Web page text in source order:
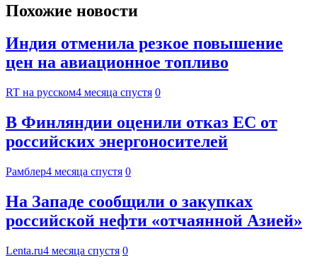
Похожие новости
Индия отменила резкое повышение
цен на авиационное топливо
RT на русском4 месяца спустя 0
В Финляндии оценили отказ ЕС от
российских энергоносителей
Рамблер4 месяца спустя 0
На Западе сообщили о закупках
российской нефти «отчаянной Азией»
Lenta.ru4 месяца спустя 0